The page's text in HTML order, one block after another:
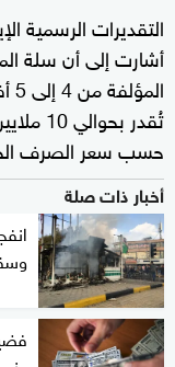
التقديرات الرسمية
أشارت إلى أن سلة
حسب سعر الصرف
أخبار ذات صلة